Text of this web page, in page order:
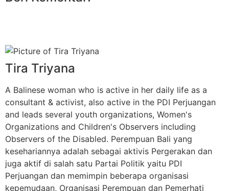
Tira Triyana
A Balinese woman who is active in her daily life as a
consultant & activist, also active in the PDI Perjuangan
and leads several youth organizations, Women's
Organizations and Children's Observers including
Observers of the Disabled. Perempuan Bali yang
kesehariannya adalah sebagai aktivis Pergerakan dan
juga aktif di salah satu Partai Politik yaitu PDI
Perjuangan dan memimpin beberapa organisasi
kepemudaan, Organisasi Perempuan dan Pemerhati